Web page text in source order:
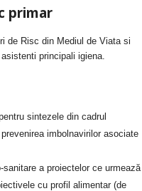
primar
de Risc din Mediul de Viata si
principali igiena.
sintezele din cadrul
imbolnavirilor asociate
a proiectelor ce urmează
cu profil alimentar (de